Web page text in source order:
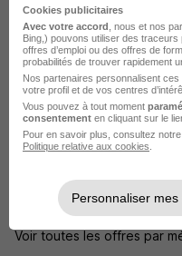
Technicien électricien
Technicien en levage
Ingénieur Bureau Veritas
Diagnostiqueur DPE
Coordonnateur SPS
Voir plus
Voir toutes les offres par
Cookies publicitaires
Avec votre accord , nous et nos
Bing,) pouvons utiliser des
offres d’emploi ou des offres de
probabilités de trouver rapidement
Nos partenaires personnalisent
votre profil et de vos centres
Vous pouvez à tout moment
consentement en cliquant sur le
Pour en savoir plus, consultez notre
Politique relative aux cookies
Personnaliser mes